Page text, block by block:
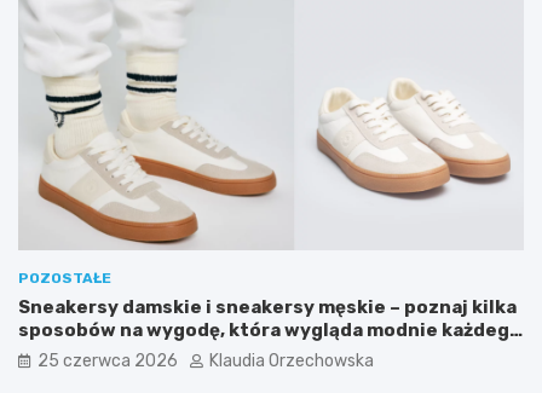
POZOSTAŁE
Sneakersy damskie i sneakersy męskie – poznaj kilka
sposobów na wygodę, która wygląda modnie każdego
dnia25 czerwca 2026 Klaudia Orzechowska